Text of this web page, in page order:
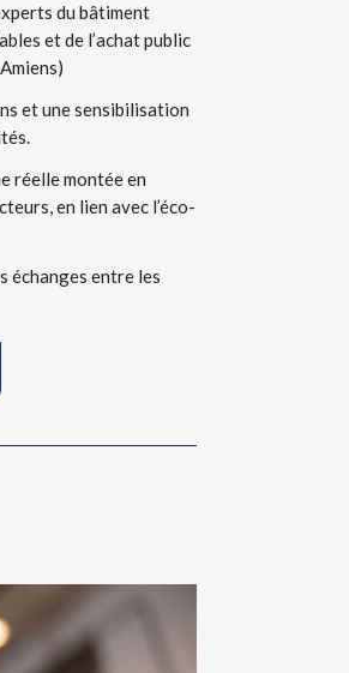
du bâtiment
et de l’achat public
et une sensibilisation
réelle montée en
en lien avec l’éco-
échanges entre les